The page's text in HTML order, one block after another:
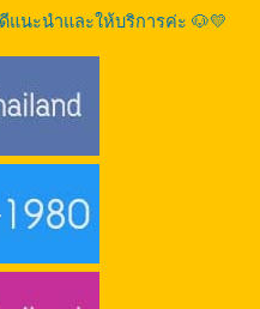
แนะนำและให้บริการค่ะ 🐶💛